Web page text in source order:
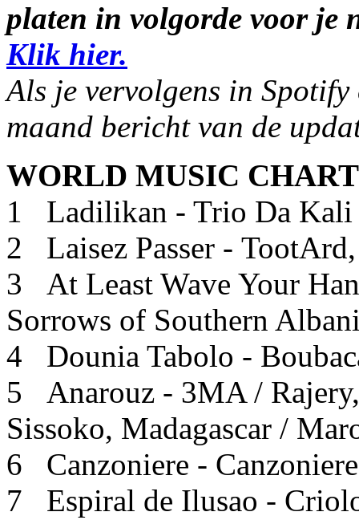
platen in volgorde voor je
Klik hier.
Als je vervolgens in
maand bericht van de
WORLD MUSIC
1 Ladilikan - Trio Da Kali
2 Laisez Passer -
3 At Least Wave Your
Sorrows of Southern
4 Dounia Tabolo -
5 Anarouz - 3MA /
Sissoko, Madagascar /
6 Canzoniere -
7 Espiral de Ilusao -